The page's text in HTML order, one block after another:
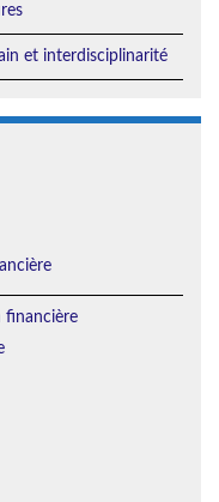
et interdisciplinarité
financière